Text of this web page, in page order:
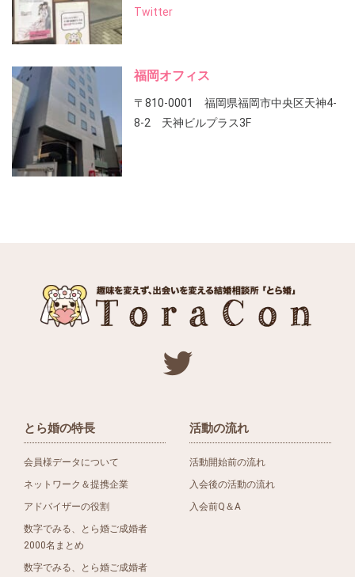
Twitter
福岡オフィス
〒810-0001 福岡県福岡市中央区天神4-
8-2 天神ビルプラス3F
とら婚の特長
会員様データについて
ネットワーク＆提携企業
アドバイザーの役割
数字でみる、とら婚ご成婚者
2000名まとめ
数字でみる、とら婚ご成婚者
活動の流れ
活動開始前の流れ
入会後の活動の流れ
入会前Q＆A